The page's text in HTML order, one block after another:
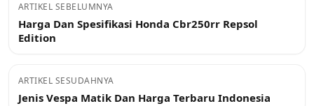
ARTIKEL SEBELUMNYA
Harga Dan Spesifikasi Honda Cbr250rr Repsol
Edition
ARTIKEL SESUDAHNYA
Jenis Vespa Matik Dan Harga Terbaru Indonesia